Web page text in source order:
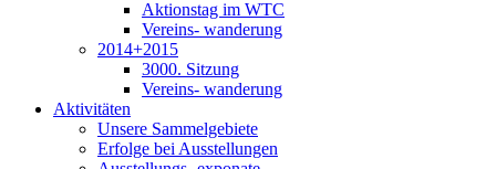
Aktionstag im WTC
Vereins- wanderung
2014+2015
3000. Sitzung
Vereins- wanderung
Aktivitäten
Unsere Sammelgebiete
Erfolge bei Ausstellungen